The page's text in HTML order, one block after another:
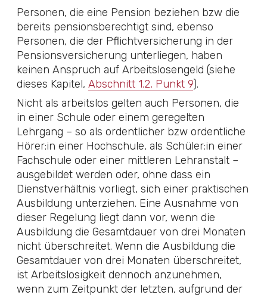
Personen, die eine Pension beziehen bzw die
bereits pensionsberechtigt sind, ebenso
Personen, die der Pflichtversicherung in der
Pensionsversicherung unterliegen, haben
keinen Anspruch auf Arbeitslosengeld (siehe
dieses Kapitel, Abschnitt 1.2, Punkt 9).
Nicht als arbeitslos gelten auch Personen, die
in einer Schule oder einem geregelten
Lehrgang – so als ordentlicher bzw ordentliche
Hörer:in einer Hochschule, als Schüler:in einer
Fachschule oder einer mittleren Lehranstalt –
ausgebildet werden oder, ohne dass ein
Dienstverhältnis vorliegt, sich einer praktischen
Ausbildung unterziehen. Eine Ausnahme von
dieser Regelung liegt dann vor, wenn die
Ausbildung die Gesamtdauer von drei Monaten
nicht überschreitet. Wenn die Ausbildung die
Gesamtdauer von drei Monaten überschreitet,
ist Arbeitslosigkeit dennoch anzunehmen,
wenn zum Zeitpunkt der letzten, aufgrund der